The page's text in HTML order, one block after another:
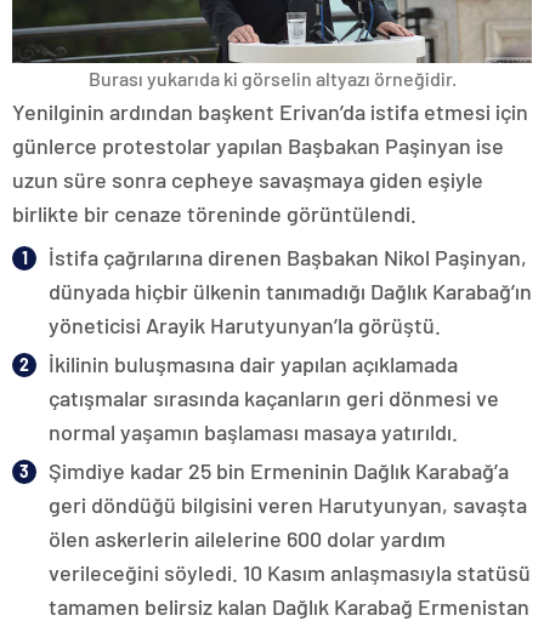
Burası yukarıda ki görselin altyazı örneğidir.
Yenilginin ardından başkent Erivan’da istifa etmesi için
günlerce protestolar yapılan Başbakan Paşinyan ise
uzun süre sonra cepheye savaşmaya giden eşiyle
birlikte bir cenaze töreninde görüntülendi.
İstifa çağrılarına direnen Başbakan Nikol Paşinyan,
dünyada hiçbir ülkenin tanımadığı Dağlık Karabağ’ın
yöneticisi Arayik Harutyunyan’la görüştü.
İkilinin buluşmasına dair yapılan açıklamada
çatışmalar sırasında kaçanların geri dönmesi ve
normal yaşamın başlaması masaya yatırıldı.
Şimdiye kadar 25 bin Ermeninin Dağlık Karabağ’a
geri döndüğü bilgisini veren Harutyunyan, savaşta
ölen askerlerin ailelerine 600 dolar yardım
verileceğini söyledi. 10 Kasım anlaşmasıyla statüsü
tamamen belirsiz kalan Dağlık Karabağ Ermenistan